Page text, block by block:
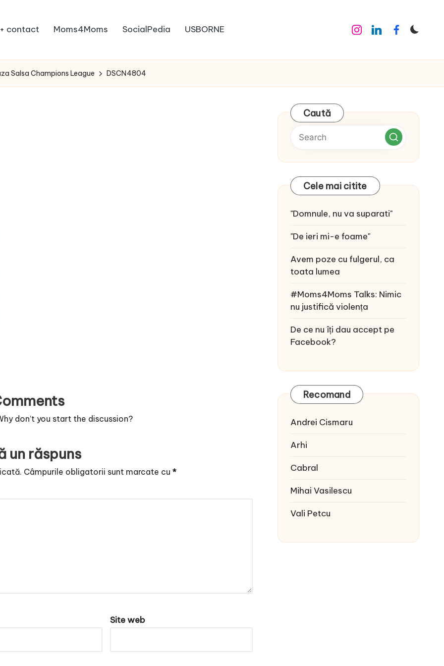
contact Moms4Moms SocialPedia USBORNE Instagram
LinkedinFacebook
Salsa Champions League DSCN4804
don’t you start the discussion?
un răspuns
Câmpurile obligatorii sunt marcate cu *
Site web
Caută
Cele mai citite
"Domnule, nu va suparati"
"De ieri mi-e foame"
Avem poze cu fulgerul, ca
toata lumea
#Moms4Moms Talks: Nimic
nu justifică violența
De ce nu îți dau accept pe
Facebook?
Recomand
Andrei Cismaru
Arhi
Cabral
Mihai Vasilescu
Vali Petcu